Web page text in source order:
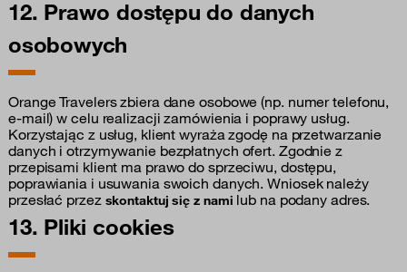
12. Prawo dostępu do danych
osobowych
Orange Travelers zbiera dane osobowe (np. numer telefonu,
e-mail) w celu realizacji zamówienia i poprawy usług.
Korzystając z usług, klient wyraża zgodę na przetwarzanie
danych i otrzymywanie bezpłatnych ofert. Zgodnie z
przepisami klient ma prawo do sprzeciwu, dostępu,
poprawiania i usuwania swoich danych. Wniosek należy
przesłać przez skontaktuj się z nami lub na podany adres.
13. Pliki cookies